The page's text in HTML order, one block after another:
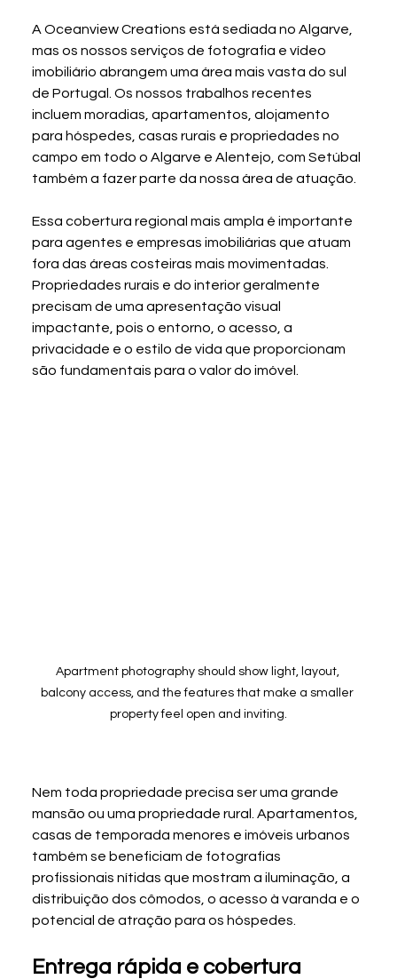
A Oceanview Creations está sediada no Algarve,
mas os nossos serviços de fotografia e vídeo
imobiliário abrangem uma área mais vasta do sul
de Portugal. Os nossos trabalhos recentes
incluem moradias, apartamentos, alojamento
para hóspedes, casas rurais e propriedades no
campo em todo o Algarve e Alentejo, com Setúbal
também a fazer parte da nossa área de atuação.
Essa cobertura regional mais ampla é importante
para agentes e empresas imobiliárias que atuam
fora das áreas costeiras mais movimentadas.
Propriedades rurais e do interior geralmente
precisam de uma apresentação visual
impactante, pois o entorno, o acesso, a
privacidade e o estilo de vida que proporcionam
são fundamentais para o valor do imóvel.
Apartment photography should show light, layout,
balcony access, and the features that make a smaller
property feel open and inviting.
Nem toda propriedade precisa ser uma grande
mansão ou uma propriedade rural. Apartamentos,
casas de temporada menores e imóveis urbanos
também se beneficiam de fotografias
profissionais nítidas que mostram a iluminação, a
distribuição dos cômodos, o acesso à varanda e o
potencial de atração para os hóspedes.
Entrega rápida e cobertura